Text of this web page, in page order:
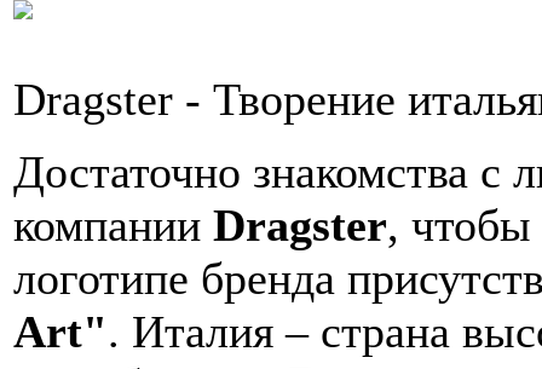
Dragster - Творение
Достаточно знакомства с
компании Dragster, чтобы
логотипе бренда
Art". Италия – страна